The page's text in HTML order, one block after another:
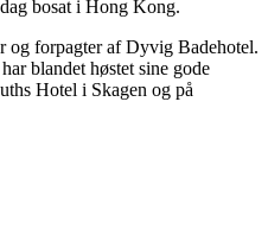
bosat i Hong Kong.
og forpagter af Dyvig Badehotel.
blandet høstet sine gode
Hotel i Skagen og på